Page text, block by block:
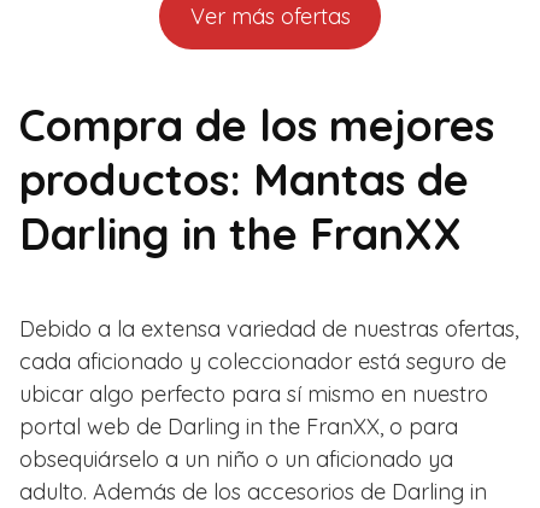
Ver más ofertas
Compra de los mejores
productos: Mantas de
Darling in the FranXX
Debido a la extensa variedad de nuestras ofertas,
cada aficionado y coleccionador está seguro de
ubicar algo perfecto para sí mismo en nuestro
portal web de Darling in the FranXX, o para
obsequiárselo a un niño o un aficionado ya
adulto. Además de los accesorios de Darling in